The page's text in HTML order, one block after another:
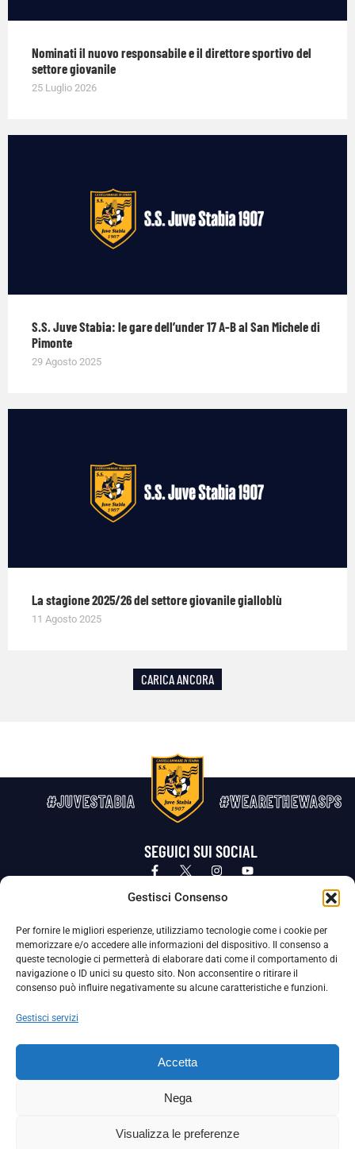
Gestisci Consenso
Per fornire le migliori esperienze, utilizziamo tecnologie come i cookie per
memorizzare e/o accedere alle informazioni del dispositivo. Il consenso a
queste tecnologie ci permetterà di elaborare dati come il comportamento di
navigazione o ID unici su questo sito. Non acconsentire o ritirare il
consenso può influire negativamente su alcune caratteristiche e funzioni.
Gestisci servizi
Accetta
Nega
Visualizza le preferenze
Nominati il nuovo responsabile e il direttore sportivo del
settore giovanile
25 Luglio 2026
S.S. Juve Stabia: le gare dell’under 17 A-B al San Michele di
Pimonte
29 Agosto 2025
La stagione 2025/26 del settore giovanile gialloblù
11 Agosto 2025
CARICA ANCORA
#JUVESTABIA #WEARETHEWASPS
SEGUICI SUI SOCIAL
Privacy Policy Cookie Policy
La Società ha nominato il Responsabile della Protezione dei Dati Personali (DPO), figura specializzata che vigila sulle modalità
adottate dalla nostra Società per tutelare i Suoi dati personali.
Per contattare il DPO può scrivere a
La Società ha inoltre adottato un proprio Codice Etico, consultabile al seguente link:
Scarica il Codice Etico